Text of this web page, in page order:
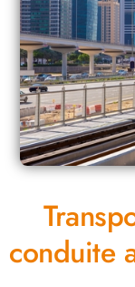
conduite